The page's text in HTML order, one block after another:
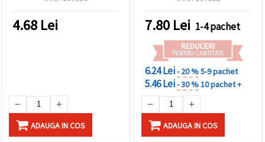
4.68 Lei
ADAUGA IN COS
7.80 Lei 1-4 pachet
REDUCERI
PENTRU CANTITATE
6.24 Lei- 20 %5-9 pachet
5.46 Lei- 30 %10 pachet +
ADAUGA IN COS